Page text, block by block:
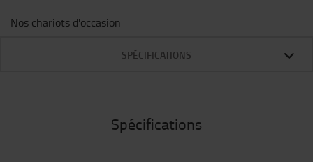
Nos chariots d'occasion
SPÉCIFICATIONS
Spécifications